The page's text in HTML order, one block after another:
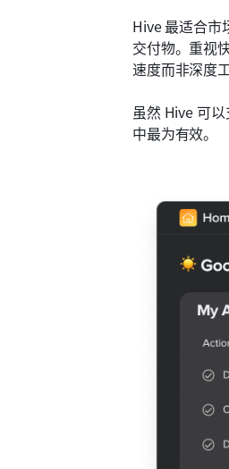
Hive 最适合市
交付物。重视
速度而非深度
虽然 Hive 可
中最为有效。